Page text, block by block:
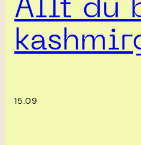
Allt du
15.09